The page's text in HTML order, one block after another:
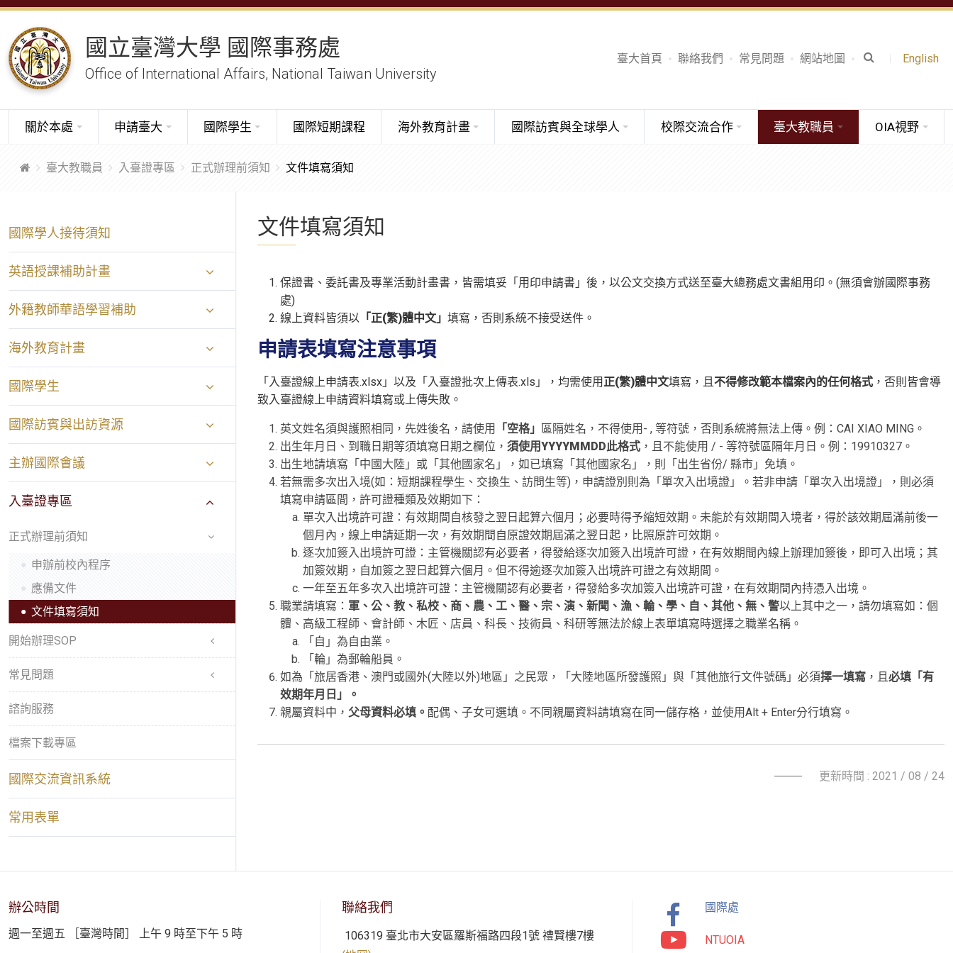
國立臺灣大學 國際事務處
Office of International Affairs, National Taiwan University
臺大首頁 聯絡我們 常見問題 網站地圖 English
關於本處 申請臺大 國際學生 國際短期課程 海外教育計畫 國際訪賓與全球學人 校際交流合作 臺大教職員 OIA視野
臺大教職員 入臺證專區 正式辦理前須知 文件填寫須知
國際學人接待須知
英語授課補助計畫
外籍教師華語學習補助
海外教育計畫
國際學生
國際訪賓與出訪資源
主辦國際會議
入臺證專區
正式辦理前須知
申辦前校內程序
應備文件
文件填寫須知
開始辦理SOP
常見問題
諮詢服務
檔案下載專區
國際交流資訊系統
常用表單
文件填寫須知
保證書、委託書及專業活動計畫書，皆需填妥「用印申請書」後，以公文交換方式送至臺大總務處文書組用印。(無須會辦國際事務
處)
線上資料皆須以「正(繁)體中文」 填寫，否則系統不接受送件。
申請表填寫注意事項
「入臺證線上申請表.xlsx」以及「入臺證批次上傳表.xls」，均需使用正(繁)體中文填寫，且不得修改範本檔案內的任何格式，否則皆會導
致入臺證線上申請資料填寫或上傳失敗。
英文姓名須與護照相同，先姓後名，請使用 「空格」 區隔姓名，不得使用- , 等符號，否則系統將無法上傳。例：CAI XIAO MING。
出生年月日、到職日期等須填寫日期之欄位， 須使用YYYYMMDD此格式，且不能使用 / - 等符號區隔年月日。例：19910327。
出生地請填寫「中國大陸」或「其他國家名」，如已填寫「其他國家名」，則「出生省份/ 縣市」免填。
若無需多次出入境(如：短期課程學生、交換生、訪問生等)，申請證別則為「單次入出境證」。若非申請「單次入出境證」，則必須
填寫申請區間，許可證種類及效期如下：
單次入出境許可證：有效期間自核發之翌日起算六個月；必要時得予縮短效期。未能於有效期間入境者，得於該效期屆滿前後一
個月內，線上申請延期一次，有效期間自原證效期屆滿之翌日起，比照原許可效期。
逐次加簽入出境許可證：主管機關認有必要者，得發給逐次加簽入出境許可證，在有效期間內線上辦理加簽後，即可入出境；其
加簽效期，自加簽之翌日起算六個月。但不得逾逐次加簽入出境許可證之有效期間。
一年至五年多次入出境許可證：主管機關認有必要者，得發給多次加簽入出境許可證，在有效期間內持憑入出境。
職業請填寫： 軍、公、教、私校、商、農、工、醫、宗、演、新聞、漁、輪、學、自、其他、無、警以上其中之一，請勿填寫如：個
體、高級工程師、會計師、木匠、店員、科長、技術員、科研等無法於線上表單填寫時選擇之職業名稱。
「自」為自由業。
「輪」為郵輪船員。
如為「旅居香港、澳門或國外(大陸以外)地區」之民眾，「大陸地區所發護照」與「其他旅行文件號碼」必須擇一填寫，且必填「有
效期年月日」。
親屬資料中， 父母資料必填。 配偶、子女可選填。不同親屬資料請填寫在同一儲存格，並使用Alt + Enter分行填寫。
更新時間 : 2021 / 08 / 24
辦公時間
週一至週五 ［臺灣時間］ 上午 9 時至下午 5 時
聯絡我們
106319 臺北市大安區羅斯福路四段1號 禮賢樓7樓
國際處
NTUOIA